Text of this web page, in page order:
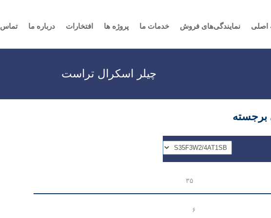
اصلی نمایندگی‌های فروش خدمات ما پروژه ها افتخارات درباره ما تماس
چیلر اسکرال تراست
ظرفیت سرمایش (kW) ۳۵